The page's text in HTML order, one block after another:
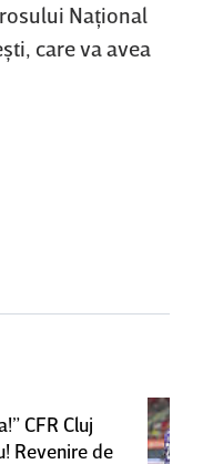
Naţional
care va avea
CFR Cluj
Revenire de